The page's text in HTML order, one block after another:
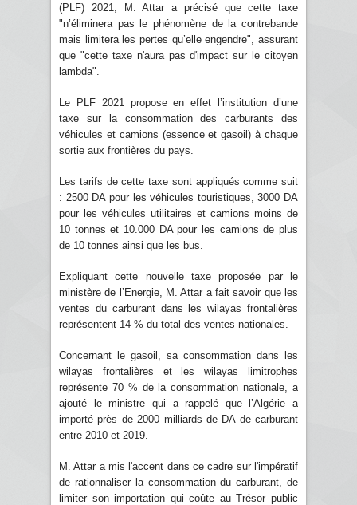
(PLF) 2021, M. Attar a précisé que cette taxe
"n’éliminera pas le phénomène de la contrebande
mais limitera les pertes qu’elle engendre", assurant
que "cette taxe n'aura pas d'impact sur le citoyen
lambda".
Le PLF 2021 propose en effet l’institution d’une
taxe sur la consommation des carburants des
véhicules et camions (essence et gasoil) à chaque
sortie aux frontières du pays.
Les tarifs de cette taxe sont appliqués comme suit
: 2500 DA pour les véhicules touristiques, 3000 DA
pour les véhicules utilitaires et camions moins de
10 tonnes et 10.000 DA pour les camions de plus
de 10 tonnes ainsi que les bus.
Expliquant cette nouvelle taxe proposée par le
ministère de l’Energie, M. Attar a fait savoir que les
ventes du carburant dans les wilayas frontalières
représentent 14 % du total des ventes nationales.
Concernant le gasoil, sa consommation dans les
wilayas frontalières et les wilayas limitrophes
représente 70 % de la consommation nationale, a
ajouté le ministre qui a rappelé que l’Algérie a
importé près de 2000 milliards de DA de carburant
entre 2010 et 2019.
M. Attar a mis l'accent dans ce cadre sur l'impératif
de rationnaliser la consommation du carburant, de
limiter son importation qui coûte au Trésor public